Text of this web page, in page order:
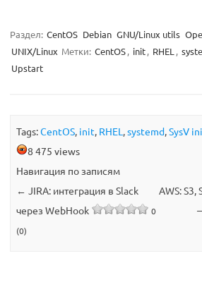
Раздел: CentOS Debian GNU/Linux utils
UNIX/Linux Метки: CentOS, init, RHEL ,
Upstart
Tags:CentOS, init, RHEL ,systemd,SysV
8 475 views
Навигация по записям
← JIRA: интеграция в Slack
через WebHook
0
(0)
AWS: